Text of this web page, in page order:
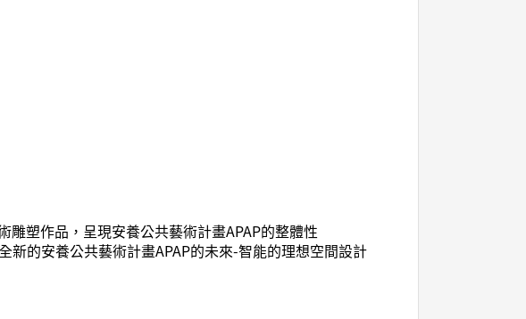
塑作品，呈現安養公共藝術計畫APAP的整體性
的安養公共藝術計畫APAP的未來-智能的理想空間設計